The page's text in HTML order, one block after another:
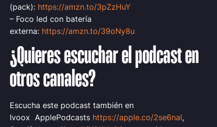
(pack): https://amzn.to/3pZzHuY
– Foco led con batería
externa: https://amzn.to/39oNy8u
¿Quieres escuchar el podcast en
otros canales?
Escucha este podcast también en
Ivoox ApplePodcasts https://apple.co/2se6naI,